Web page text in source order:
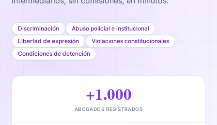
Discriminación
Abuso policial e institucional
Libertad de expresión
Violaciones constitucionales
Condiciones de detención
+1.000
ABOGADOS REGISTRADOS